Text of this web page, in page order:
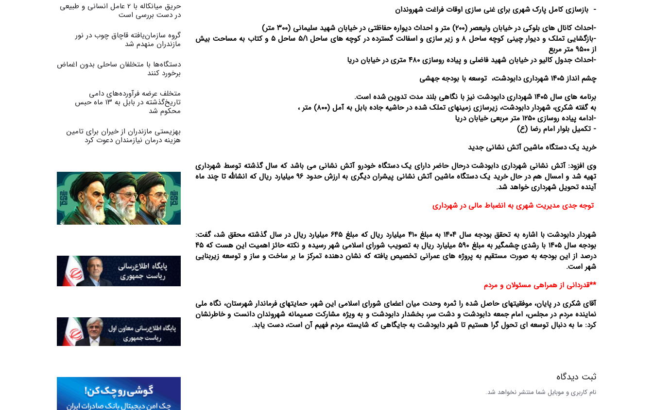
- بازسازی کامل پارک شهری برای غنی سازی اوقات فراغت شهروندان
-احداث کانال های بلوکی در خیابان ولیعصر (۲۰۰) متر و احداث دیواره حفاظتی در خیابان شهید سلیمانی (۳۰۰ متر)
-بازگشایی تملک و دیوار چینی کوچه ساحل ۸ و زیر سازی و اسفالت گسترده در کوچه های ساحل ۵/۱ ساحل ۵ و کتاب به مساحت بیش
از ۹۵۰۰ متر مربع
-احداث جدول کالیو در خیابان شهید فاضلی و پیاده روسازی ۴۸۰ متری در خیابان دریا
چشم انداز ۱۴۰۵ شهرداری دابودشت، توسعه با بودجه جهشی
برنامه های سال ۱۴۰۵ شهرداری دابودشت نیز با نگاهی بلند مدت تدوین شده است.
به گفته شکری، شهردار دابودشت، زیرسازی زمینهای تملک شده در حاشیه جاده بابل به آمل (۸۰۰) متر ،
-ادامه پیاده روسازی ۱۲۵۰ متر مربعی خیابان دریا
- تکمیل بلوار امام رضا (ع)
خرید یک دستگاه ماشین آتش نشانی جدید
وی افزود: آتش نشانی شهرداری دابودشت درحال حاضر دارای یک دستگاه خودرو آتش نشانی می باشد که سال گذشته توسط شهرداری
تهیه شد و امسال هم در حال خرید یک دستگاه ماشین آتش نشانی پیشران دیگری به ارزش حدود ۹۶ میلیارد ریال که انشالله تا چند ماه
آینده تحویل شهرداری خواهد شد.
توجه جدی مدیریت شهری به انضباط مالی در شهرداری
شهردار دابودشت با اشاره به تحقق بودجه سال ۱۴۰۴ به مبلغ ۴۱۰ میلیارد ریال که مبلغ ۶۴۵ میلیارد ریال در سال گذشته محقق شد، گفت:
بودجه سال ۱۴۰۵ با رشدی چشمگیر به مبلغ ۵۹۰ میلیارد ریال به تصویب شورای اسلامی شهر رسیده و نکته حائز اهمیت این هست که ۴۵
درصد از این بودجه به صورت مستقیم به پروژه های عمرانی تخصیص یافته که نشان دهنده تمرکز ما بر ساخت و ساز و توسعه زیربنایی
شهر است.
**قدردانی از همراهی مسئولان و مردم
آقای شکری در پایان، موفقیتهای حاصل شده را ثمره وحدت میان اعضای شورای اسلامی این شهر، حمایتهای فرماندار شهرستان، نگاه ملی
نماینده مردم در مجلس، امام جمعه دابودشت و دشت سر، بخشدار دابودشت و به ویژه مشارکت صمیمانه شهروندان دانست و خاطرنشان
کرد: ما به دنبال توسعه ای تحول گرا هستیم تا شهر دابودشت به جایگاهی که شایسته مردم فهیم آن است، دست یابد.
ثبت دیدگاه
نام کاربری و موبایل شما منتشر نخواهد شد.
حریق میانکاله با 2 عامل انسانی و طبیعی
در دست بررسی است
گروه سازمان‌یافته قاچاق چوب در نور
مازندران منهدم شد
دستگاه‌ها با متخلفان ساحلی بدون اغماض
برخورد کنند
متخلف عرضه فرآورده‌های دامی
تاریخ‌گذشته در بابل به ۱۳ ماه حبس
محکوم شد
بهزیستی مازندران از خیران برای تامین
هزینه درمان نیازمندان دعوت کرد